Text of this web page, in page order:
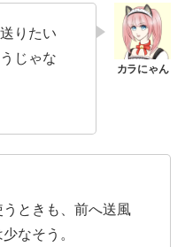
りたい
じゃな
ときも、前へ送風
なそう。